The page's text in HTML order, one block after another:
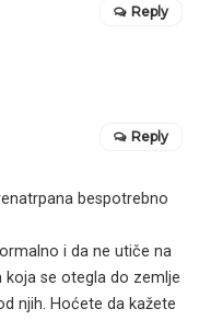
Reply
bespotrebno
i da ne utiče na
se otegla do zemlje
njih. Hoćete da kažete
Reply